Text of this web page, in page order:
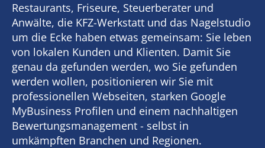
Restaurants, Friseure, Steuerberater und
Anwälte, die KFZ-Werkstatt und das Nagelstudio
um die Ecke haben etwas gemeinsam: Sie leben
von lokalen Kunden und Klienten. Damit Sie
genau da gefunden werden, wo Sie gefunden
werden wollen, positionieren wir Sie mit
professionellen Webseiten, starken Google
MyBusiness Profilen und einem nachhaltigen
Bewertungsmanagement - selbst in
umkämpften Branchen und Regionen.